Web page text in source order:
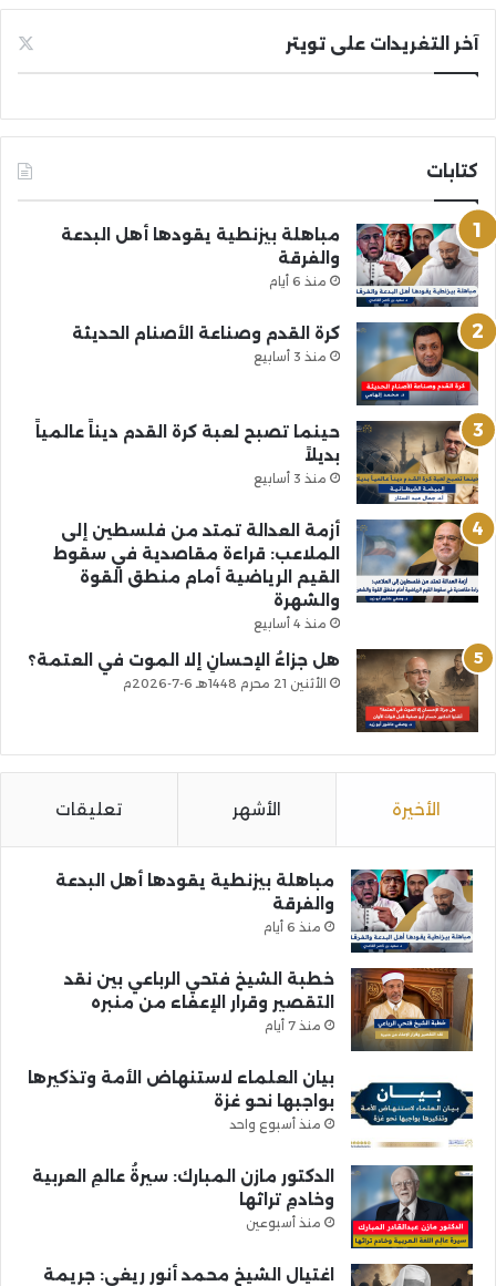
آخر التغريدات على تويتر
كتابات
مباهلة بيزنطية يقودها أهل البدعة
والفرقة
منذ 6 أيام
كرة القدم وصناعة الأصنام الحديثة
منذ 3 أسابيع
حينما تصبح لعبة كرة القدم ديناً عالمياً
بديلاً
منذ 3 أسابيع
أزمة العدالة تمتد من فلسطين إلى
الملاعب: قراءة مقاصدية في سقوط
القيم الرياضية أمام منطق القوة
والشهرة
منذ 4 أسابيع
هل جزاءُ الإحسانِ إلا الموت في العتمة؟
الأثنين 21 محرم 1448هـ 6-7-2026م
الأخيرة الأشهر تعليقات
مباهلة بيزنطية يقودها أهل البدعة
والفرقة
منذ 6 أيام
خطبة الشيخ فتحي الرباعي بين نقد
التقصير وقرار الإعفاء من منبره
منذ 7 أيام
بيان العلماء لاستنهاض الأمة وتذكيرها
بواجبها نحو غزة
منذ أسبوع واحد
الدكتور مازن المبارك: سيرةُ عالمِ العربية
وخادمِ تراثها
منذ أسبوعين
اغتيال الشيخ محمد أنور ريغي: جريمة